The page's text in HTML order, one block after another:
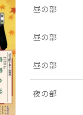
昼の部
昼の部
昼の部
夜の部